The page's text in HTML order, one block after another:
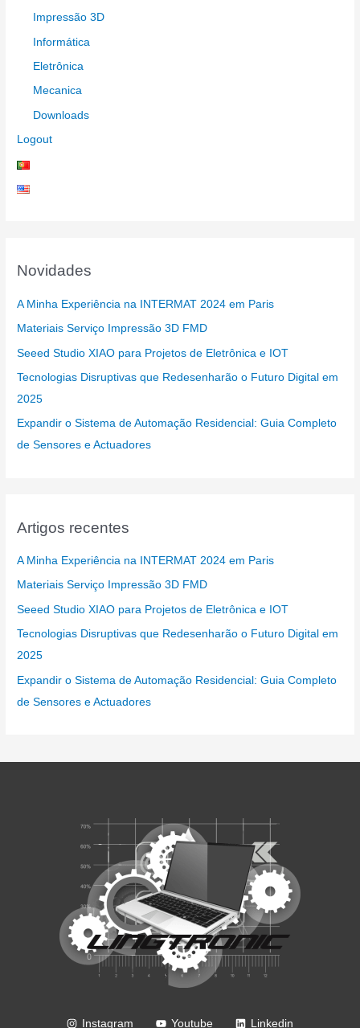
Impressão 3D
Informática
Eletrônica
Mecanica
Downloads
Logout
Novidades
A Minha Experiência na INTERMAT 2024 em Paris
Materiais Serviço Impressão 3D FMD
Seeed Studio XIAO para Projetos de Eletrônica e IOT
Tecnologias Disruptivas que Redesenharão o Futuro Digital em
2025
Expandir o Sistema de Automação Residencial: Guia Completo
de Sensores e Actuadores
Artigos recentes
A Minha Experiência na INTERMAT 2024 em Paris
Materiais Serviço Impressão 3D FMD
Seeed Studio XIAO para Projetos de Eletrônica e IOT
Tecnologias Disruptivas que Redesenharão o Futuro Digital em
2025
Expandir o Sistema de Automação Residencial: Guia Completo
de Sensores e Actuadores
Instagram Youtube Linkedin